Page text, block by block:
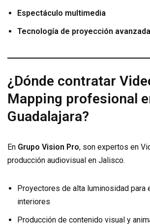
Espectáculo multimedia
Tecnología de proyección avanzada
¿Dónde contratar
Mapping profesional
Guadalajara?
En Grupo Vision Pro, son expertos en
producción audiovisual en Jalisco.
Proyectores de alta luminosidad para
interiores
Producción de contenido visual y